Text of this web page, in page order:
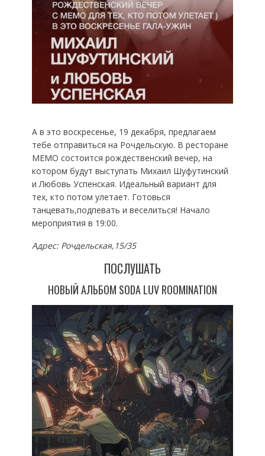
А в это воскресенье, 19 декабря, предлагаем
тебе отправиться на Рочдельскую. В ресторане
MEMO состоится рождественский вечер, на
котором будут выступать Михаил Шуфутинский
и Любовь Успенская. Идеальный вариант для
тех, кто потом улетает. Готовься
танцевать,подпевать и веселиться! Начало
мероприятия в 19:00.
Адрес: Рочдельская,15/35
ПОСЛУШАТЬ
НОВЫЙ АЛЬБОМ SODA LUV ROOMINATION